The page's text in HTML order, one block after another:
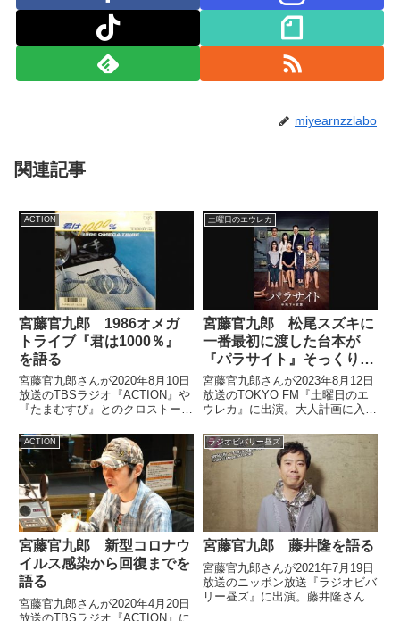
miyearnzzlabo
関連記事
ACTION
宮藤官九郎 1986オメガ
トライブ『君は1000％』
を語る
宮藤官九郎さんが2020年8月10日
放送のTBSラジオ『ACTION』や
『たまむすび』とのクロストーク
て、カンニング竹山さんなどと話
していました。DAY 2曲名に数字
が入ってる好きな曲ホントはタグ
を付けるんでし...
土曜日のエウレカ
宮藤官九郎 松尾スズキに
一番最初に渡した台本が
『パラサイト』そっくりだ
った話
宮藤官九郎さんが2023年8月12日
放送のTOKYO FM『土曜日のエ
ウレカ』に出演。大人計画に入る
尾スズキさんに渡した台本が今、
思えば韓国映画『パラサイト』に
そっくりだったという話をしてい
ました。
ACTION
宮藤官九郎 新型コロナウ
イルス感染から回復までを
語る
宮藤官九郎さんが2020年4月20日
放送のTBSラジオ『ACTION』に
ラジオビバリー昼ズ
宮藤官九郎 藤井隆を語る
宮藤官九郎さんが2021年7月19日
放送のニッポン放送『ラジオビバ
リー昼ズ』に出演。藤井隆さんに